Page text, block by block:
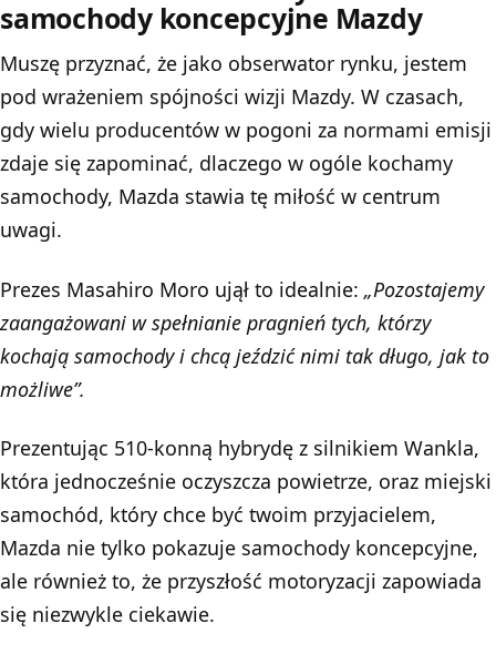
samochody koncepcyjne Mazdy
Muszę przyznać, że jako obserwator rynku, jestem
pod wrażeniem spójności wizji Mazdy. W czasach,
gdy wielu producentów w pogoni za normami emisji
zdaje się zapominać, dlaczego w ogóle kochamy
samochody, Mazda stawia tę miłość w centrum
uwagi.
Prezes Masahiro Moro ujął to idealnie: „Pozostajemy
zaangażowani w spełnianie pragnień tych, którzy
kochają samochody i chcą jeździć nimi tak długo, jak to
możliwe”.
Prezentując 510-konną hybrydę z silnikiem Wankla,
która jednocześnie oczyszcza powietrze, oraz miejski
samochód, który chce być twoim przyjacielem,
Mazda nie tylko pokazuje samochody koncepcyjne,
ale również to, że przyszłość motoryzacji zapowiada
się niezwykle ciekawie.